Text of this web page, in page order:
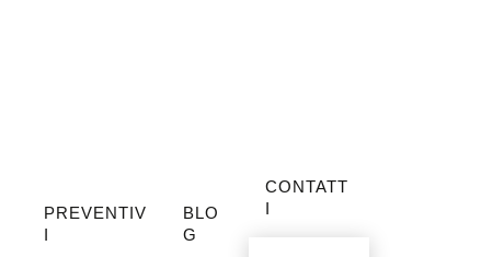
PREVENTIV
I
BLO
G
CONTATT
I